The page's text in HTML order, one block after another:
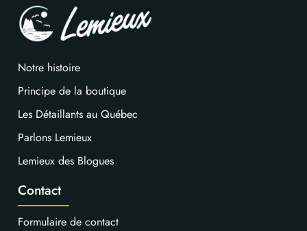
Notre histoire
Principe de la boutique
Les Détaillants au Québec
Parlons Lemieux
Lemieux des Blogues
Contact
Formulaire de contact